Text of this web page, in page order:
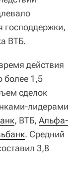
господдержки,
ВТБ.
действия
более 1,5
сделок
лидерами
, ВТБ, Альфа-
. Средний
3,8